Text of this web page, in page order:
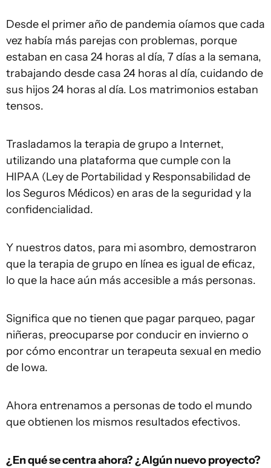
Desde el primer año de pandemia oíamos que cada
vez había más parejas con problemas, porque
estaban en casa 24 horas al día, 7 días a la semana,
trabajando desde casa 24 horas al día, cuidando de
sus hijos 24 horas al día. Los matrimonios estaban
tensos.
Trasladamos la terapia de grupo a Internet,
utilizando una plataforma que cumple con la
HIPAA (Ley de Portabilidad y Responsabilidad de
los Seguros Médicos) en aras de la seguridad y la
confidencialidad.
Y nuestros datos, para mi asombro, demostraron
que la terapia de grupo en línea es igual de eficaz,
lo que la hace aún más accesible a más personas.
Significa que no tienen que pagar parqueo, pagar
niñeras, preocuparse por conducir en invierno o
por cómo encontrar un terapeuta sexual en medio
de Iowa.
Ahora entrenamos a personas de todo el mundo
que obtienen los mismos resultados efectivos.
¿En qué se centra ahora? ¿Algún nuevo proyecto?